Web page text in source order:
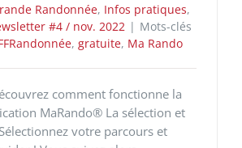
Randonnée, Infos pratiques,
#4 / nov. 2022 | Mots-clés
, gratuite, Ma Rando
comment fonctionne la
MaRando® La sélection et
votre parcours et